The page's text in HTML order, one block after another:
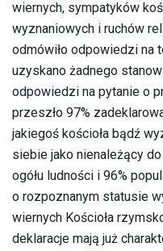
wiernych, sympatyków
wyznaniowych i ruchów
odmówiło odpowiedzi na
uzyskano żadnego
odpowiedzi na pytanie o
przeszło 97%
jakiegoś kościoła bądź
siebie jako nienależący
ogółu ludności i 96%
o rozpoznanym statusie
wiernych Kościoła
deklaracje mają już